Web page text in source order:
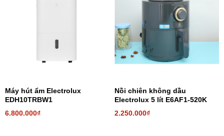
Máy hút ẩm Electrolux
EDH10TRBW1
6.800.000₫
Nồi chiên không dầu
Electrolux 5 lít E6AF1-520K
2.250.000₫